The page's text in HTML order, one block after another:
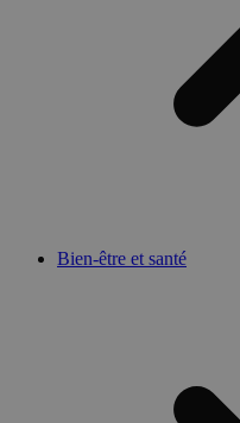
Bien-être et santé